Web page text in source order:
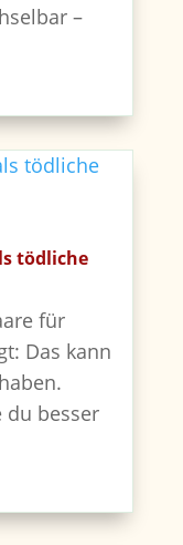
–
tödliche
für
Das kann
du besser